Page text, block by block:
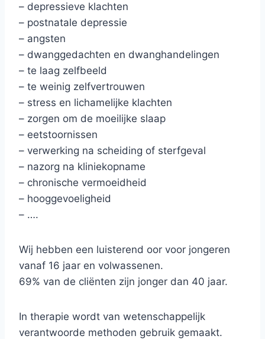
– depressieve klachten
– postnatale depressie
– angsten
– dwanggedachten en dwanghandelingen
– te laag zelfbeeld
– te weinig zelfvertrouwen
– stress en lichamelijke klachten
– zorgen om de moeilijke slaap
– eetstoornissen
– verwerking na scheiding of sterfgeval
– nazorg na kliniekopname
– chronische vermoeidheid
– hooggevoeligheid
– ….
Wij hebben een luisterend oor voor jongeren
vanaf 16 jaar en volwassenen.
69% van de cliënten zijn jonger dan 40 jaar.
In therapie wordt van wetenschappelijk
verantwoorde methoden gebruik gemaakt.